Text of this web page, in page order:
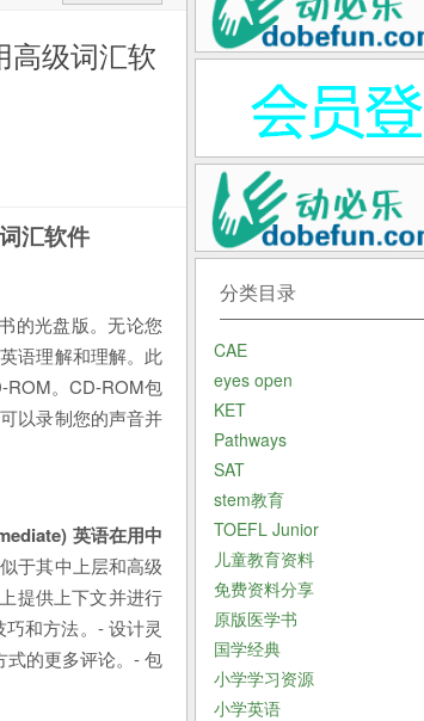
高级词汇软
汇软件
的光盘版。无论您
语理解和理解。此
ROM。CD-ROM包
以录制您的声音并
英语在用中
于其中上层和高级
提供上下文并进行
和方法。- 设计灵
的更多评论。- 包
分类目录
CAE
eyes open
KET
Pathways
SAT
stem教育
TOEFL Junior
儿童教育资料
免费资料分享
原版医学书
国学经典
小学学习资源
小学英语